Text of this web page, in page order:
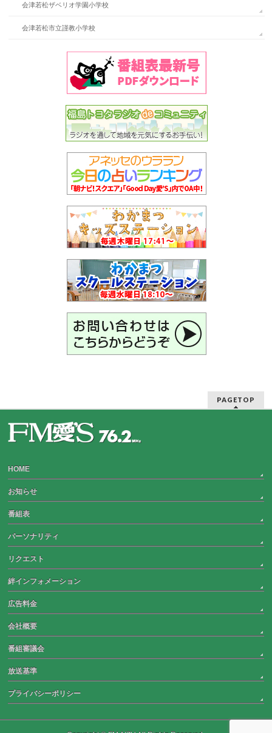
会津若松ザベリオ学園小学校
会津若松市立謹教小学校
PAGETOP
HOME
お知らせ
番組表
パーソナリティ
リクエスト
絆インフォメーション
広告料金
会社概要
番組審議会
放送基準
プライバシーポリシー